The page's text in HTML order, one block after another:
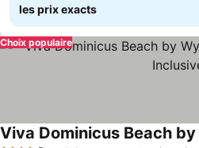
les prix exacts
Choix populaire